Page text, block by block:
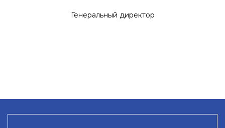
Генеральный директор